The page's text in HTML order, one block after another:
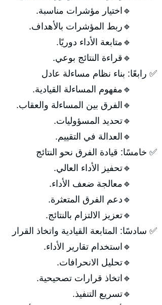
🔹اختيار مؤشرات مناسبة.
🔹ربط المؤشرات بالأهداف.
🔹متابعة الأداء دوريًا.
🔹قراءة النتائج بوعي.
✅ رابعًا: بناء نظام مساءلة عادل
🔹مفهوم المساءلة القيادية.
🔹الفرق بين المساءلة والعقاب.
🔹تحديد المسؤوليات.
🔹العدالة في التقييم.
✅ خامسًا: قيادة الفرق نحو النتائج
🔹تحفيز الأداء العالي.
🔹معالجة ضعف الأداء.
🔹دعم الفرق المتعثرة.
🔹تعزيز الالتزام بالنتائج.
✅ سادسًا: المتابعة القيادية واتخاذ القرار
🔹استخدام تقارير الأداء.
🔹تحليل الانحرافات.
🔹اتخاذ قرارات تصحيحية.
🔹تسريع التنفيذ.